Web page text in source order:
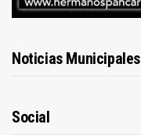
Noticias Municipales
Social